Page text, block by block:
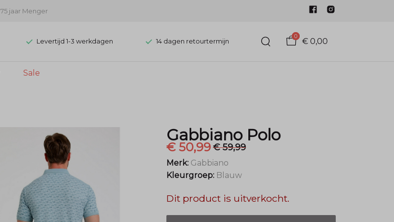
75 jaar Menger
Levertijd 1-3 werkdagen 14 dagen retourtermijn
0
€ 0,00
Sale
Gabbiano Polo
€ 50,99€ 59,99
Merk: Gabbiano
Kleurgroep: Blauw
Dit product is uitverkocht.